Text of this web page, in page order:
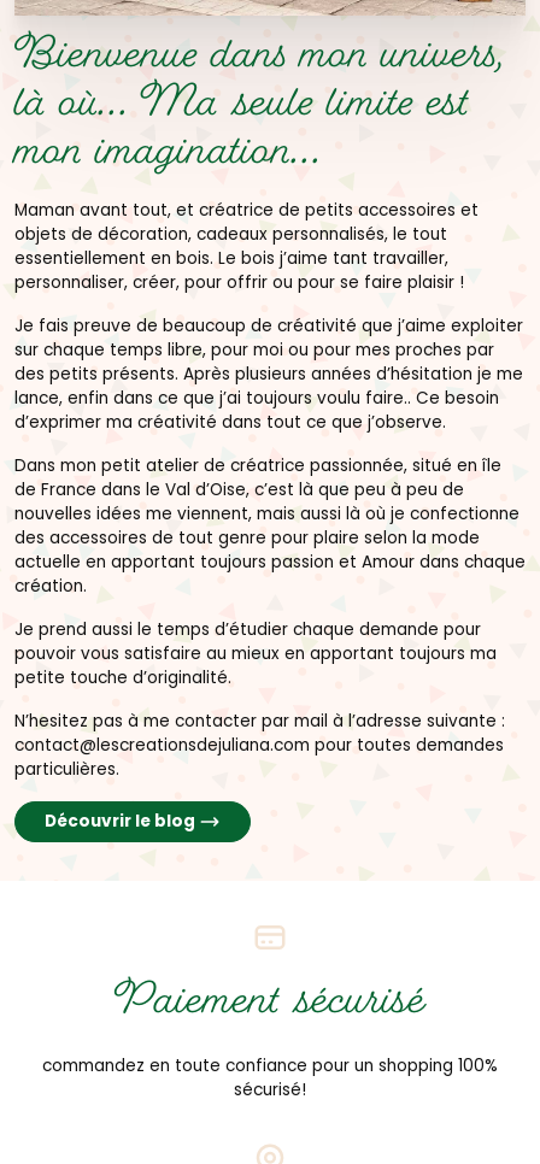
Bienvenue dans mon univers,
là où...Ma seule limite est
mon imagination...
Maman avant tout, et créatrice de petits accessoires et
objets de décoration, cadeaux personnalisés, le tout
essentiellement en bois. Le bois j’aime tant travailler,
personnaliser, créer, pour offrir ou pour se faire plaisir !
Je fais preuve de beaucoup de créativité que j’aime exploiter
sur chaque temps libre, pour moi ou pour mes proches par
des petits présents. Après plusieurs années d’hésitation je me
lance, enfin dans ce que j’ai toujours voulu faire.. Ce besoin
d’exprimer ma créativité dans tout ce que j’observe.
Dans mon petit atelier de créatrice passionnée, situé en île
de France dans le Val d’Oise, c’est là que peu à peu de
nouvelles idées me viennent, mais aussi là où je confectionne
des accessoires de tout genre pour plaire selon la mode
actuelle en apportant toujours passion et Amour dans chaque
création.
Je prend aussi le temps d’étudier chaque demande pour
pouvoir vous satisfaire au mieux en apportant toujours ma
petite touche d’originalité.
N’hesitez pas à me contacter par mail à l’adresse suivante :
contact@lescreationsdejuliana.com pour toutes demandes
particulières.
Découvrir le blog
Paiement sécurisé
commandez en toute confiance pour un shopping 100%
sécurisé!